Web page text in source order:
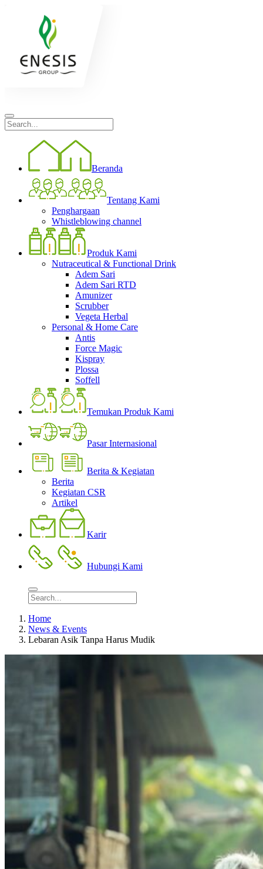
Beranda
Tentang Kami
Penghargaan
Whistleblowing channel
Produk Kami
Nutraceutical & Functional Drink
Adem Sari
Adem Sari RTD
Amunizer
Scrubber
Vegeta Herbal
Personal & Home Care
Antis
Force Magic
Kispray
Plossa
Soffell
Temukan Produk Kami
Pasar Internasional
Berita & Kegiatan
Berita
Kegiatan CSR
Artikel
Karir
Hubungi Kami
Home
News & Events
Lebaran Asik Tanpa Harus Mudik